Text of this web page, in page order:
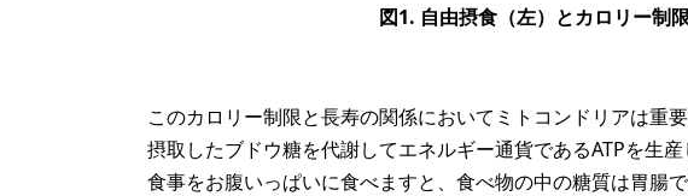
図1. 自由摂食（左）とカロリー制
このカロリー制限と長寿の関係においてミトコンドリアは重
摂取したブドウ糖を代謝してエネルギー通貨であるATPを生産
食事をお腹いっぱいに食べますと、食べ物の中の糖質は胃腸